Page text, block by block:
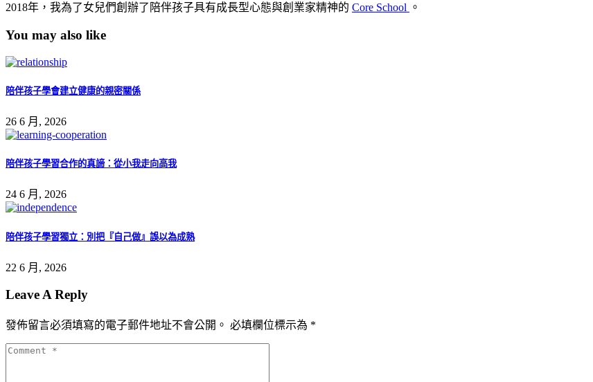
2018年，我為了女兒們創辦了陪伴孩子具有成長型心態與創業家精神的 Core School 。
You may also like
陪伴孩子學會建立健康的親密關係
26 6 月, 2026
陪伴孩子學習合作的真諦：從小我走向高我
24 6 月, 2026
陪伴孩子學習獨立：別把『自己做』誤以為成熟
22 6 月, 2026
Leave A Reply
發佈留言必須填寫的電子郵件地址不會公開。 必填欄位標示為 *